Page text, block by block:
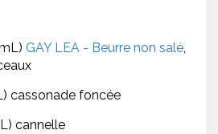
GAY LEA - Beurre non salé,
cassonade foncée
cannelle